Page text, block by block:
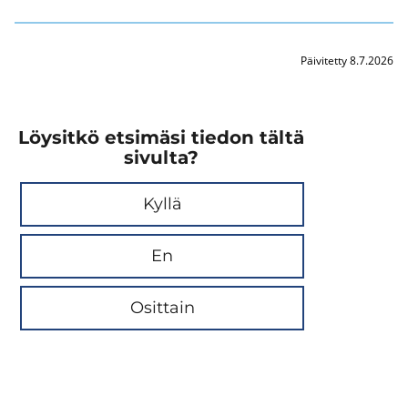
Päivitetty 8.7.2026
Löysitkö etsimäsi tiedon tältä
sivulta?
Kyllä
En
Osittain